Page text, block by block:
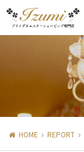
HOME REPORT